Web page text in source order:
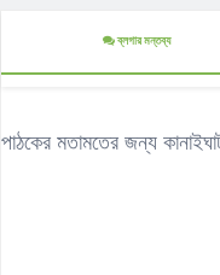
ব্লগার মন্তব্য
পাঠকের মতামতের জন্য